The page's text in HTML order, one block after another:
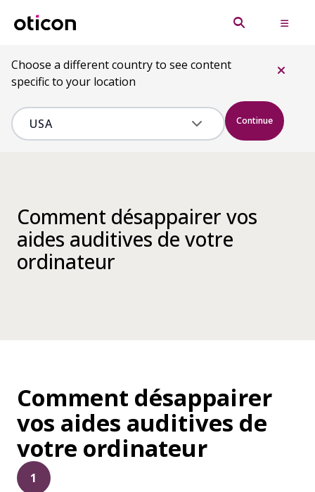
Choose a different country to see content
specific to your location
Continue
Comment désappairer vos
aides auditives de votre
ordinateur
Comment désappairer
vos aides auditives de
votre ordinateur
1